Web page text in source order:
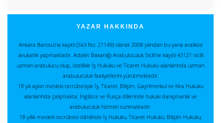
YAZAR HAKKINDA
Ankara Barosu’na kayıtlı (Sicil No: 21149) olarak 2008 yılından bu yana aralıksız
avukatlık yapmaktadır. Adalet Bakanlığı Arabuluculuk Sicili’ne kayıtlı 43121 sicilli
uzman arabulucu olup, özellikle İş Hukuku ve Ticaret Hukuku alanlarında uzman
arabuluculuk faaliyetlerini yürütmektedir.
18 yılı aşkın mesleki tecrübesiyle İş, Ticaret, Bilişim, Gayrimenkul ve Kira Hukuku
alanlarında çalışmakta; İngilizce ve Rusça dillerinde hukuki danışmanlık ve
arabuluculuk hizmeti sunmaktadır.
18 yıllık mesleki tecrübesi dâhilinde İş Hukuku, Ticaret Hukuku, Bilişim Hukuku,